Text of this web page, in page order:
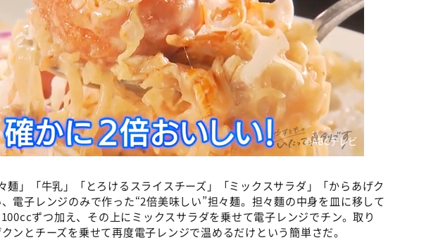
©ABCテレビ
麺」「牛乳」「とろけるスライスチーズ」「ミックスサラダ」「からあげク
電子レンジのみで作った“2倍美味しい”担々麺。担々麵の中身を皿に移して
ずつ加え、その上にミックスサラダを乗せて電子レンジでチン。取り
ンとチーズを乗せて再度電子レンジで温めるだけという簡単さだ。